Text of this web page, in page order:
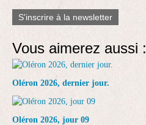
S'inscrire à la newsletter
Vous aimerez aussi :
Oléron 2026, dernier jour.
Oléron 2026, jour 09